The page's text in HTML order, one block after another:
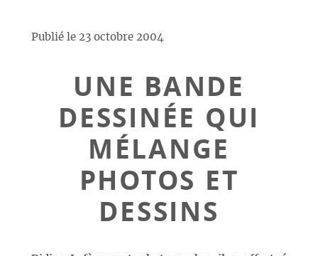
Publié le 23 octobre 2004
UNE BANDE
DESSINÉE QUI
MÉLANGE
PHOTOS ET
DESSINS